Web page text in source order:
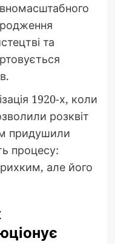
та
1920-х, коли
розквіт
придушили
процесу:
але його